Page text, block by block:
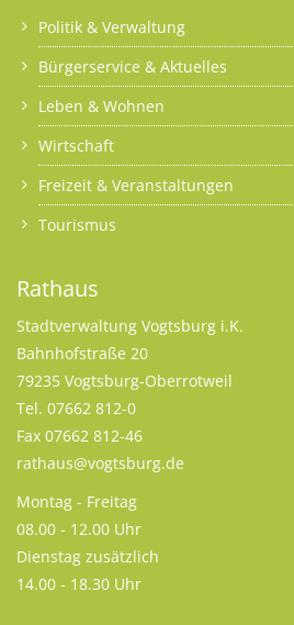
Politik & Verwaltung
Bürgerservice & Aktuelles
Leben & Wohnen
Wirtschaft
Freizeit & Veranstaltungen
Tourismus
Rathaus
Stadtverwaltung Vogtsburg i.K.
Bahnhofstraße 20
79235 Vogtsburg-Oberrotweil
Tel. 07662 812-0
Fax 07662 812-46
rathaus@vogtsburg.de
Montag - Freitag
08.00 - 12.00 Uhr
Dienstag zusätzlich
14.00 - 18.30 Uhr